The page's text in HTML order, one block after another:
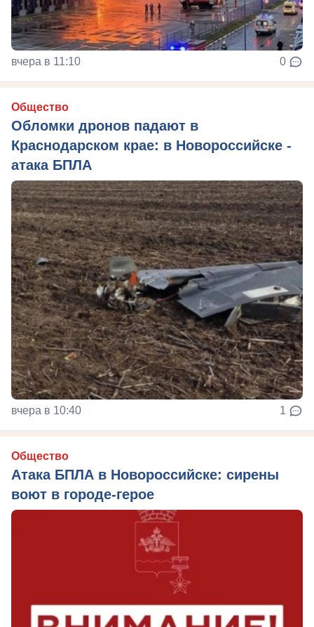
вчера в 11:10 0
Общество
Обломки дронов падают в
Краснодарском крае: в Новороссийске -
атака БПЛА
вчера в 10:40 1
Общество
Атака БПЛА в Новороссийске: сирены
воют в городе-герое